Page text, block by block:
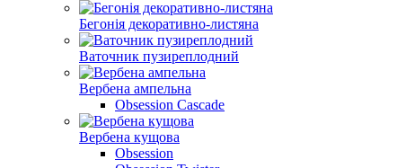
Бегонія декоративно-листяна
Ваточник пузиреплодний
Вербена ампельна
Obsession Cascade
Вербена кущова
Obsession